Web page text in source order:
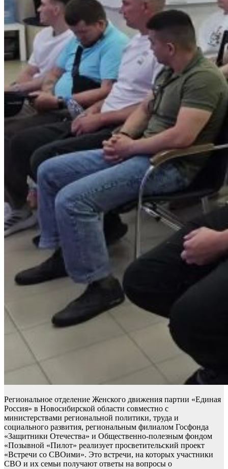
Региональное отделение Женского движения партии «Единая
Россия» в Новосибирской области совместно с
министерствами региональной политики, труда и
социального развития, региональным филиалом Госфонда
«Защитники Отечества» и Общественно-полезным фондом
«Позывной «Пилот» реализует просветительский проект
«Встречи со СВОими». Это встречи, на которых участники
СВО и их семьи получают ответы на вопросы о